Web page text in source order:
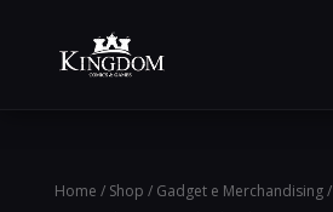
Home / Shop / Gadget e Merchandising/